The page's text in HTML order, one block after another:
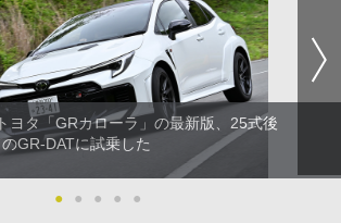
ヨタ「GRカローラ」の最新版、25式後
GR-DATに試乗した
● ● ● ● ●